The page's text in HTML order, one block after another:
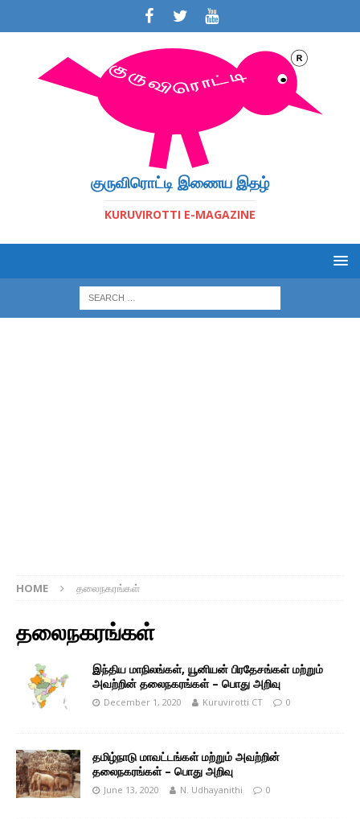
குருவிரொட்டி இணைய இதழ்
KURUVIROTTI E-MAGAZINE
HOME தலைநகரங்கள்
தலைநகரங்கள்
இந்திய மாநிலங்கள், யூனியன் பிரதேசங்கள் மற்றும்
அவற்றின் தலைநகரங்கள் – பொது அறிவு
December 1, 2020 Kuruvirotti CT 0
தமிழ்நாடு மாவட்டங்கள் மற்றும் அவற்றின்
தலைநகரங்கள் – பொது அறிவு
June 13, 2020 N. Udhayanithi 0